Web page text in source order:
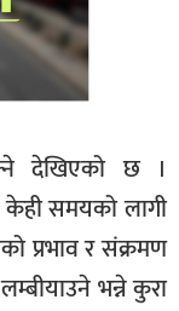
देखिएको छ ।
केही समयको लागी
प्रभाव र संक्रमण
भन्ने कुरा